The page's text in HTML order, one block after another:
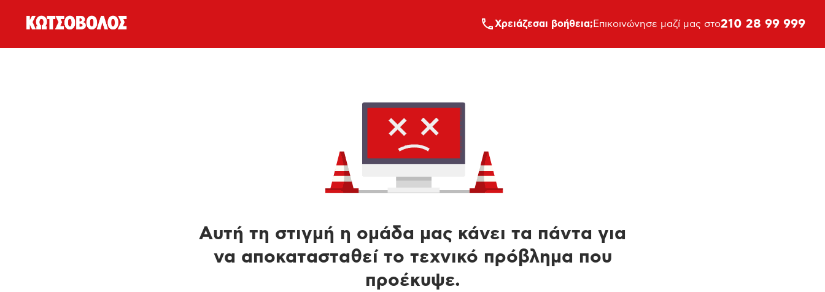
Xρειάζεσαι βοήθεια; Επικοινώνησε μαζί μας στο210 28 99 999
Αυτή τη στιγμή η ομάδα μας κάνει τα πάντα για
να αποκατασταθεί το τεχνικό πρόβλημα που
προέκυψε.